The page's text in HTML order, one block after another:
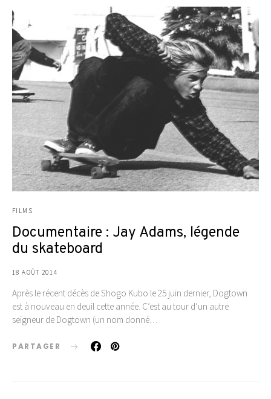
FILMS
Documentaire : Jay Adams, légende
du skateboard
18 AOÛT 2014
Après le récent décès de Shogo Kubo le 25 juin dernier, Dogtown
est à nouveau en deuil cette année. C’est au tour d’un autre
seigneur de Dogtown (un nom donné…
PARTAGER